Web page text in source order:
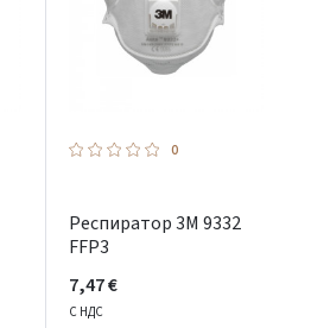
0
Респиратор 3M 9332
FFP3
7,47 €
С НДС